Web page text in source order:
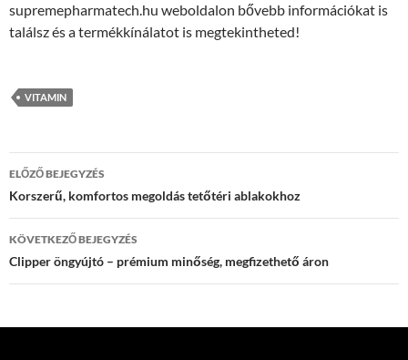
supremepharmatech.hu weboldalon bővebb információkat is
találsz és a termékkínálatot is megtekintheted!
VITAMIN
Bejegyzés
navigáció
ELŐZŐ BEJEGYZÉS
Korszerű, komfortos megoldás tetőtéri ablakokhoz
KÖVETKEZŐ BEJEGYZÉS
Clipper öngyújtó – prémium minőség, megfizethető áron